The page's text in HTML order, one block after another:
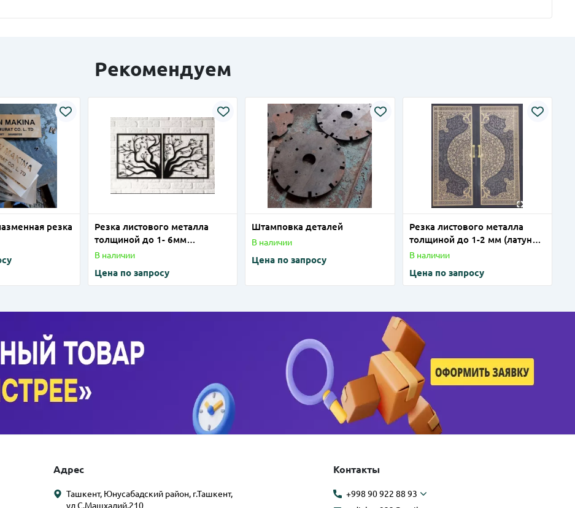
Рекомендуем
резка
Резка листового металла
толщиной до 1- 6мм
(нержавейка) на лазерном
В наличии
Цена по запросу
Штамповка деталей
В наличии
Цена по запросу
Резка листового металла
толщиной до 1-2 мм (латунь)
на лазерном станке
В наличии
Цена по запросу
Адрес
Ташкент, Юнусабадский район, г.Ташкент,
ул С.Машхадий,210
Контакты
+998 90 922 88 93